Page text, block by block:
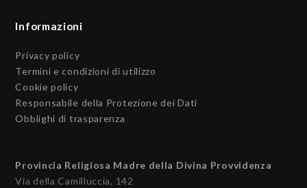
Informazioni
Privacy policy
Termini e condizioni di utilizzo
Cookie policy
Responsabile della Protezione dei Dati
Obblighi di trasparenza
Provincia Religiosa Madre della Divina Provvidenza
Via della Camilluccia, 142